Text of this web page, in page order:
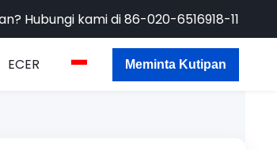
Hubungi kami di86-020-6516918-11
ECER Meminta Kutipan